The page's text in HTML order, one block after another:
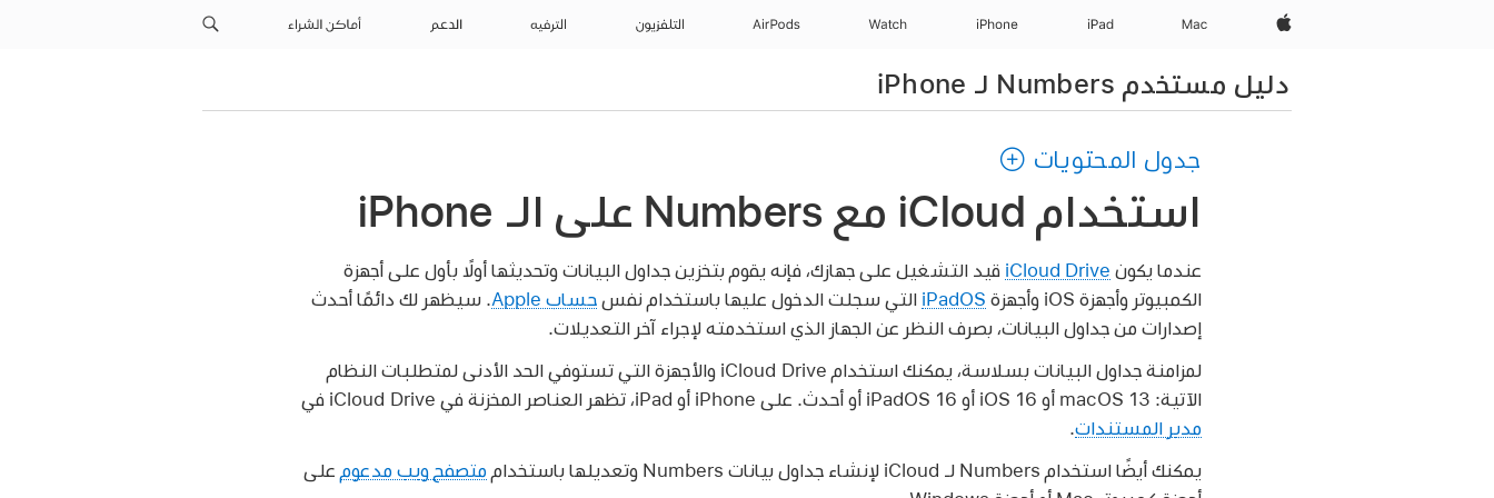
Apple‏
Mac
iPad‏
iPhone
Watch
AirPods التلفزيون الترفيه الدعم أماكن الشراء
دليل مستخدم Numbers لـ iPhone
جدول المحتويات
استخدام iCloud مع Numbers على الـ iPhone
عندما يكون iCloud Drive قيد التشغيل على جهازك، فإنه يقوم بتخزين جداول البيانات وتحديثها أولًا بأول على أجهزة
الكمبيوتر وأجهزة iOS وأجهزة
iPadOS التي سجلت الدخول عليها باستخدام نفسحساب Apple
. سيظهر لك دائمًا أحدث
إصدارات من جداول البيانات، بصرف النظر عن الجهاز الذي استخدمته لإجراء آخر التعديلات.
لمزامنة جداول البيانات بسلاسة، يمكنك استخدام iCloud Drive والأجهزة التي تستوفي الحد الأدنى لمتطلبات النظام
الآتية: macOS 13 أو iOS 16 أو iPadOS 16 أو أحدث. على iPhone أو iPad، تظهر العناصر المخزنة في iCloud Drive في
مدير المستندات
يمكنك أيضًا استخدام Numbers لـ iCloud لإنشاء جداول بيانات Numbers وتعديلها باستخدام متصفح ويب مدعوم على